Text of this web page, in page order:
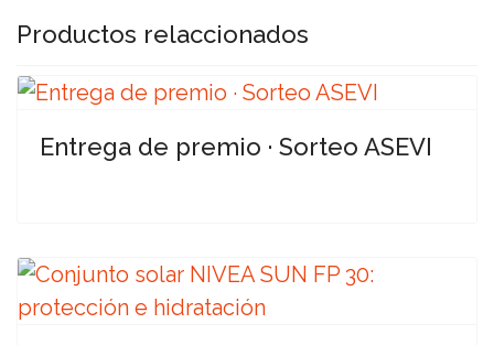
Productos relaccionados
Entrega de premio · Sorteo ASEVI